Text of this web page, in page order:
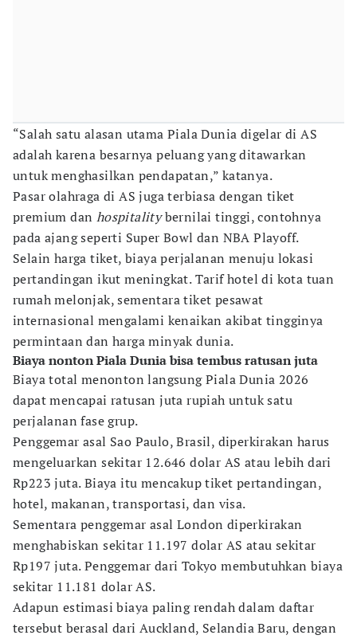
“Salah satu alasan utama Piala Dunia digelar di AS
adalah karena besarnya peluang yang ditawarkan
untuk menghasilkan pendapatan,” katanya.
Pasar olahraga di AS juga terbiasa dengan tiket
premium dan hospitalitybernilai tinggi, contohnya
pada ajang seperti Super Bowl dan NBA Playoff.
Selain harga tiket, biaya perjalanan menuju lokasi
pertandingan ikut meningkat. Tarif hotel di kota tuan
rumah melonjak, sementara tiket pesawat
internasional mengalami kenaikan akibat tingginya
permintaan dan harga minyak dunia.
Biaya nonton Piala Dunia bisa tembus ratusan juta
Biaya total menonton langsung Piala Dunia 2026
dapat mencapai ratusan juta rupiah untuk satu
perjalanan fase grup.
Penggemar asal Sao Paulo, Brasil, diperkirakan harus
mengeluarkan sekitar 12.646 dolar AS atau lebih dari
Rp223 juta. Biaya itu mencakup tiket pertandingan,
hotel, makanan, transportasi, dan visa.
Sementara penggemar asal London diperkirakan
menghabiskan sekitar 11.197 dolar AS atau sekitar
Rp197 juta. Penggemar dari Tokyo membutuhkan biaya
sekitar 11.181 dolar AS.
Adapun estimasi biaya paling rendah dalam daftar
tersebut berasal dari Auckland, Selandia Baru, dengan